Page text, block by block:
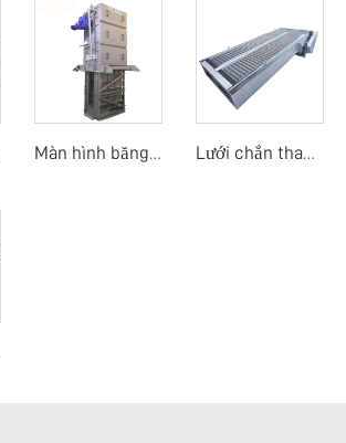
Màn hình băng dòng trung tâm Lưới chắn thanh mảnh